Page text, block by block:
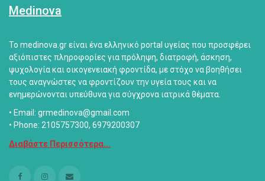
Medinova
Το medinova.gr είναι ένα ελληνικό portal υγείας που προσφέρει
αξιόπιστες πληροφορίες για πρόληψη, διατροφή, άσκηση,
ψυχολογία και οικογενειακή φροντίδα, με στόχο να βοηθήσει
τους αναγνώστες να φροντίζουν την υγεία τους και να
ενημερώνονται υπεύθυνα για σύγχρονα ιατρικά θέματα.
• Email: grmedinova@gmail.com
• Phone: 2105757300, 6979200307
Διαβάστε Περισσότερα...